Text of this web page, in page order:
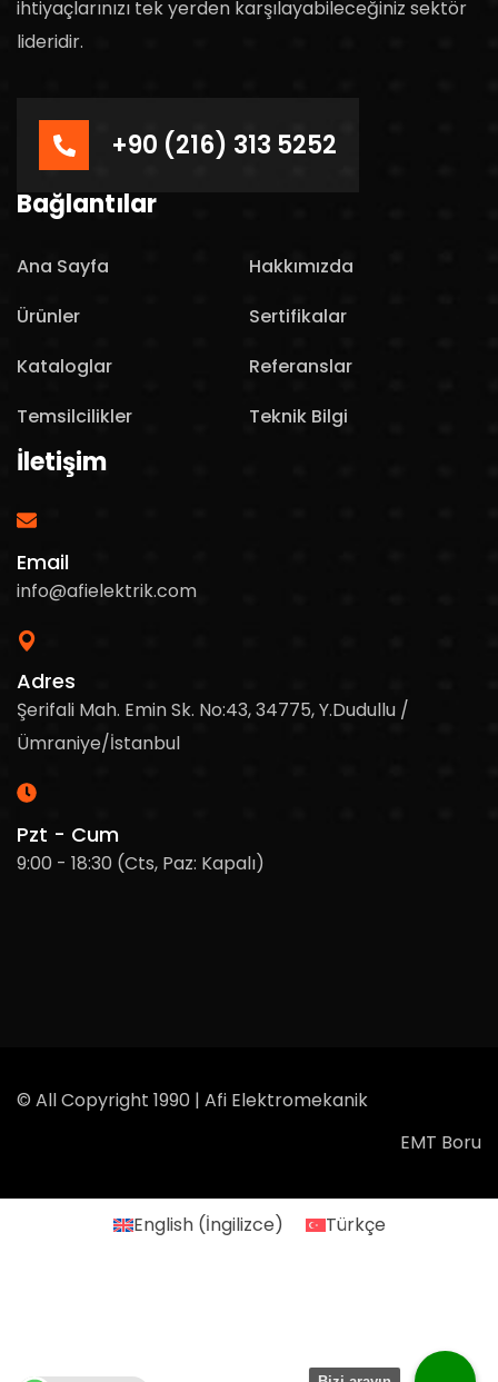
ihtiyaçlarınızı tek yerden karşılayabileceğiniz sektör
lideridir.
+90 (216) 313 5252
Bağlantılar
Ana Sayfa
Hakkımızda
Ürünler
Sertifikalar
Kataloglar
Referanslar
Temsilcilikler
Teknik Bilgi
İletişim
Email
info@afielektrik.com
Adres
Şerifali Mah. Emin Sk. No:43, 34775, Y.Dudullu /
Ümraniye/İstanbul
Pzt - Cum
9:00 - 18:30 (Cts, Paz: Kapalı)
© All Copyright 1990 | Afi Elektromekanik
EMT Boru
English(İngilizce) Türkçe